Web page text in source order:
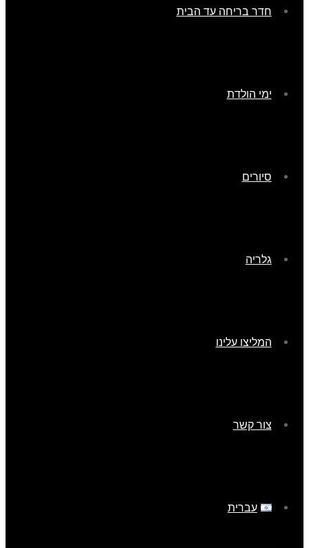
חדר בריחה עד הבית
ימי הולדת
סיורים
גלריה
המליצו עלינו
צור קשר
עברית